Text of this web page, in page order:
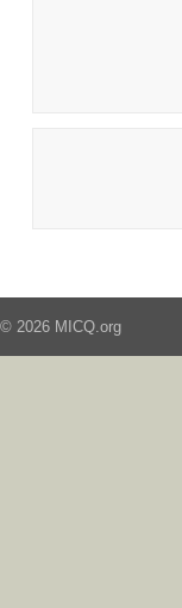
© 2026 MICQ.org